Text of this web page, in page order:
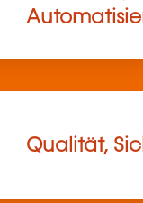
Qualität,